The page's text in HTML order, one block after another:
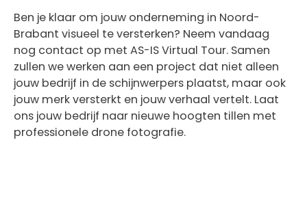
Ben je klaar om jouw onderneming in Noord-
Brabant visueel te versterken? Neem vandaag
nog contact op met AS-IS Virtual Tour. Samen
zullen we werken aan een project dat niet alleen
jouw bedrijf in de schijnwerpers plaatst, maar ook
jouw merk versterkt en jouw verhaal vertelt. Laat
ons jouw bedrijf naar nieuwe hoogten tillen met
professionele drone fotografie.